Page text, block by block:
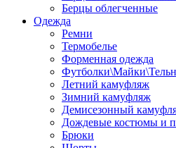
Берцы облегченные
Одежда
Ремни
Термобелье
Форменная одежда
Летний камуфляж
Зимний камуфляж
Демисезонный
Дождевые костюмы и
Брюки